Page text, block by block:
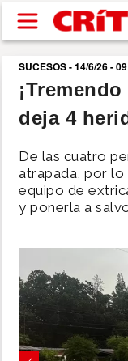
Pasar al contenido
buscar
SUCESOS
NACIONAL
POLÍTICA
DEPORTES
MUNDO
SUCESOS - 14/6/26 -
deja 4
De las cuatro
atrapada, por
equipo de
y ponerla a